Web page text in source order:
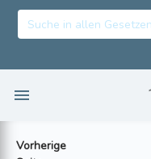
Vorherige